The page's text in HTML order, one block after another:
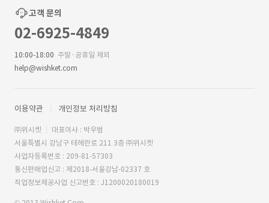
고객 문의
02-6925-4849
10:00-18:00 주말·공휴일 제외
help@wishket.com
이용약관 개인정보 처리방침
㈜위시켓
대표이사 : 박우범
서울특별시 강남구 테헤란로 211 3층 ㈜위시켓
사업자등록번호 : 209-81-57303
통신판매업신고 : 제2018-서울강남-02337 호
직업정보제공사업 신고번호 : J1200020180019